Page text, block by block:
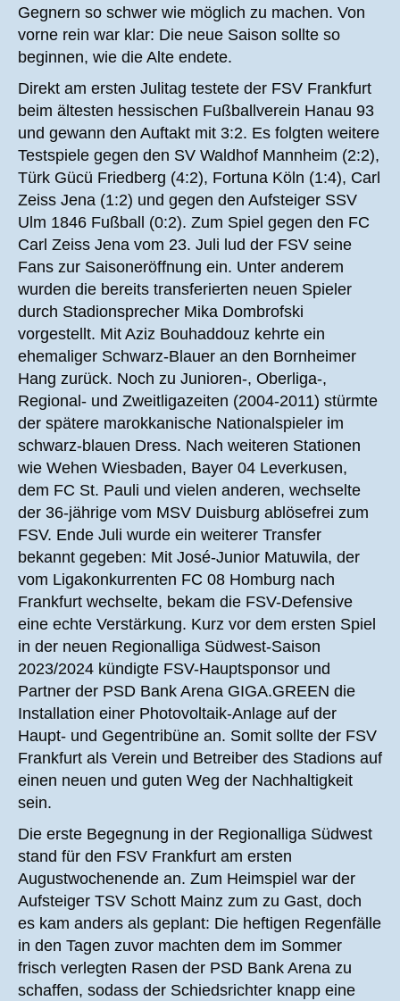
Gegnern so schwer wie möglich zu machen. Von
vorne rein war klar: Die neue Saison sollte so
beginnen, wie die Alte endete.
Direkt am ersten Julitag testete der FSV Frankfurt
beim ältesten hessischen Fußballverein Hanau 93
und gewann den Auftakt mit 3:2. Es folgten weitere
Testspiele gegen den SV Waldhof Mannheim (2:2),
Türk Gücü Friedberg (4:2), Fortuna Köln (1:4), Carl
Zeiss Jena (1:2) und gegen den Aufsteiger SSV
Ulm 1846 Fußball (0:2). Zum Spiel gegen den FC
Carl Zeiss Jena vom 23. Juli lud der FSV seine
Fans zur Saisoneröffnung ein. Unter anderem
wurden die bereits transferierten neuen Spieler
durch Stadionsprecher Mika Dombrofski
vorgestellt. Mit Aziz Bouhaddouz kehrte ein
ehemaliger Schwarz-Blauer an den Bornheimer
Hang zurück. Noch zu Junioren-, Oberliga-,
Regional- und Zweitligazeiten (2004-2011) stürmte
der spätere marokkanische Nationalspieler im
schwarz-blauen Dress. Nach weiteren Stationen
wie Wehen Wiesbaden, Bayer 04 Leverkusen,
dem FC St. Pauli und vielen anderen, wechselte
der 36-jährige vom MSV Duisburg ablösefrei zum
FSV. Ende Juli wurde ein weiterer Transfer
bekannt gegeben: Mit José-Junior Matuwila, der
vom Ligakonkurrenten FC 08 Homburg nach
Frankfurt wechselte, bekam die FSV-Defensive
eine echte Verstärkung. Kurz vor dem ersten Spiel
in der neuen Regionalliga Südwest-Saison
2023/2024 kündigte FSV-Hauptsponsor und
Partner der PSD Bank Arena GIGA.GREEN die
Installation einer Photovoltaik-Anlage auf der
Haupt- und Gegentribüne an. Somit sollte der FSV
Frankfurt als Verein und Betreiber des Stadions auf
einen neuen und guten Weg der Nachhaltigkeit
sein.
Die erste Begegnung in der Regionalliga Südwest
stand für den FSV Frankfurt am ersten
Augustwochenende an. Zum Heimspiel war der
Aufsteiger TSV Schott Mainz zum zu Gast, doch
es kam anders als geplant: Die heftigen Regenfälle
in den Tagen zuvor machten dem im Sommer
frisch verlegten Rasen der PSD Bank Arena zu
schaffen, sodass der Schiedsrichter knapp eine